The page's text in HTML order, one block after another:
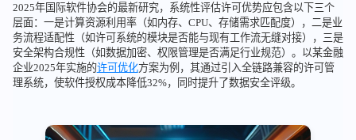
2025年国际软件协会的最新研究，系统性评估许可优势应包含以下三个
层面：一是计算资源利用率（如内存、CPU、存储需求匹配度），二是业
务流程适配性（如许可系统的模块是否能与现有工作流无缝对接），三是
安全架构合规性（如数据加密、权限管理是否满足行业规范）。以某金融
企业2025年实施的许可优化方案为例，其通过引入全链路兼容的许可管
理系统，使软件授权成本降低32%，同时提升了数据安全评级。